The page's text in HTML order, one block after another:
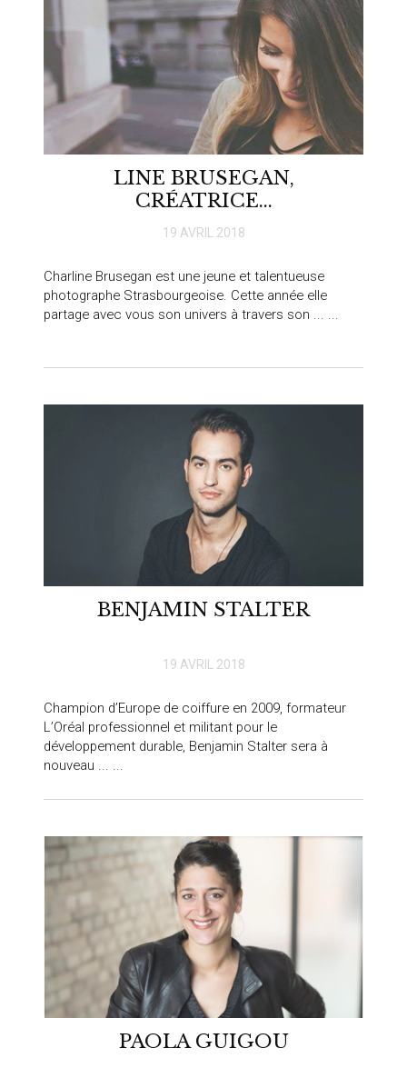
LINE BRUSEGAN,
CRÉATRICE...
19 AVRIL 2018
Charline Brusegan est une jeune et talentueuse
photographe Strasbourgeoise. Cette année elle
partage avec vous son univers à travers son ... ...
BENJAMIN STALTER
19 AVRIL 2018
Champion d’Europe de coiffure en 2009, formateur
L’Oréal professionnel et militant pour le
développement durable, Benjamin Stalter sera à
nouveau ... ...
PAOLA GUIGOU